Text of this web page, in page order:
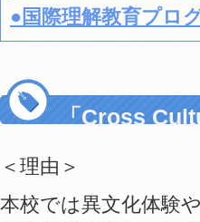
●国際理解教育プロ
「Cross
＜理由＞
本校では異文化体験